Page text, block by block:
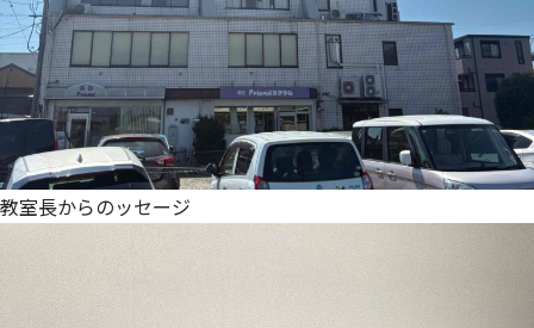
教室長からのッセージ